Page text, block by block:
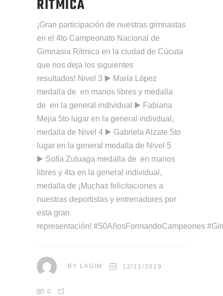
RÍTMICA
¡Gran participación de nuestras gimnastas
en el 4to Campeonato Nacional de
Gimnasia Rítmica en la ciudad de Cúcuta
que nos deja los siguientes
resultados! Nivel 3 ▶️ María López
medalla de en manos libres y medalla
de en la general individual ▶️ Fabiana
Mejia 5to lugar en la general indivdual,
medalla de Nivel 4 ▶️ Gabriela Alzate 5to
lugar en la general medalla de Nivel 5
▶️ Sofía Zuluaga medalla de en manos
libres y 4ta en la general individual,
medalla de ¡Muchas felicitaciones a
nuestras deportistas y entrenadores por
esta gran
representación! #50AñosFormandoCampeones
BY LAGIM 12/11/2019
0